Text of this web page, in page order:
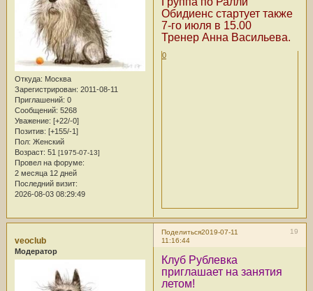
Откуда: Москва
Зарегистрирован: 2011-08-11
Приглашений: 0
Сообщений: 5268
Уважение: [+22/-0]
Позитив: [+155/-1]
Пол: Женский
Возраст: 51 [1975-07-13]
Провел на форуме:
2 месяца 12 дней
Последний визит:
2026-08-03 08:29:49
Обидиенс стартует также
7-го июля в 15.00
Тренер Анна Васильева.
0
Поделиться 19
2019-07-11
11:16:44
veoclub
Модератор
Клуб Рублевка
приглашает на занятия
летом!